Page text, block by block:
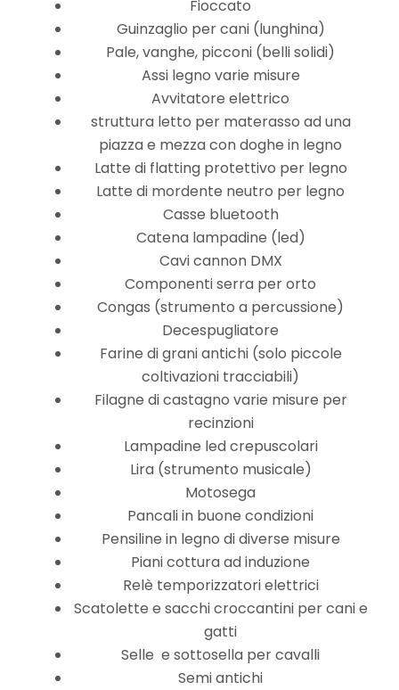
Fioccato
Guinzaglio per cani (lunghina)
Pale, vanghe, picconi (belli solidi)
Assi legno varie misure
Avvitatore elettrico
struttura letto per materasso ad una
piazza e mezza con doghe in legno
Latte di flatting protettivo per legno
Latte di mordente neutro per legno
Casse bluetooth
Catena lampadine (led)
Cavi cannon DMX
Componenti serra per orto
Congas (strumento a percussione)
Decespugliatore
Farine di grani antichi (solo piccole
coltivazioni tracciabili)
Filagne di castagno varie misure per
recinzioni
Lampadine led crepuscolari
Lira (strumento musicale)
Motosega
Pancali in buone condizioni
Pensiline in legno di diverse misure
Piani cottura ad induzione
Relè temporizzatori elettrici
Scatolette e sacchi croccantini per cani e
gatti
Selle e sottosella per cavalli
Semi antichi